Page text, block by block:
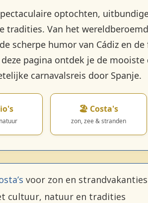
optochten,
tradities. Van het
scherpe humor van Cádiz en
pagina ontdek je de
carnavalsreis door Spanje.
🏖️ Costa's
zon, zee & stranden
voor zon en strandvakanties
cultuur, natuur en tradities